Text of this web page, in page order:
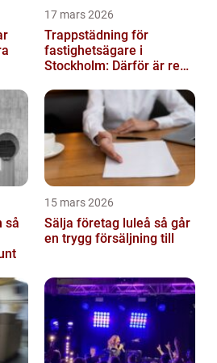
17 mars 2026
Trappstädning för
fastighetsägare i
Stockholm: Därför är rena
investering
15 mars 2026
Sälja företag luleå så går
en trygg försäljning till